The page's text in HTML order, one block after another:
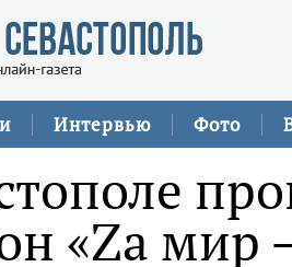
Интервью Фото
«Zа мир